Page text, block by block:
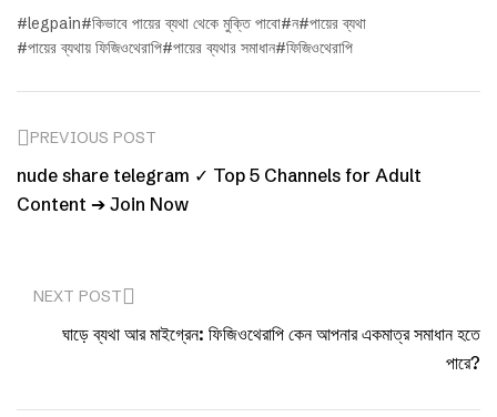
legpain কিভাবে পায়ের ব্যথা থেকে মুক্তি পাবো ন পায়ের ব্যথা
পায়ের ব্যথায় ফিজিওথেরাপি পায়ের ব্যথার সমাধান ফিজিওথেরাপি
PREVIOUS POST
nude share telegram ✓ Top 5 Channels for Adult
Content ➔ Join Now
NEXT POST
ঘাড়ে ব্যথা আর মাইগ্রেন: ফিজিওথেরাপি কেন আপনার একমাত্র সমাধান হতে
পারে?